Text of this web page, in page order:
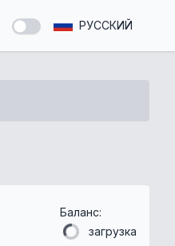
РУССКИЙ
Баланс:
загрузка